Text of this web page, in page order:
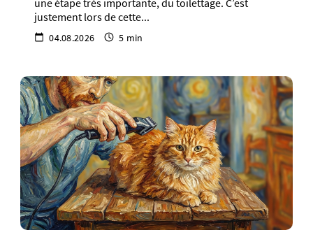
justement lors de cette...
04.08.2026 5 min